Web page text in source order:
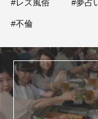
#レズ風俗 #夢占
#不倫